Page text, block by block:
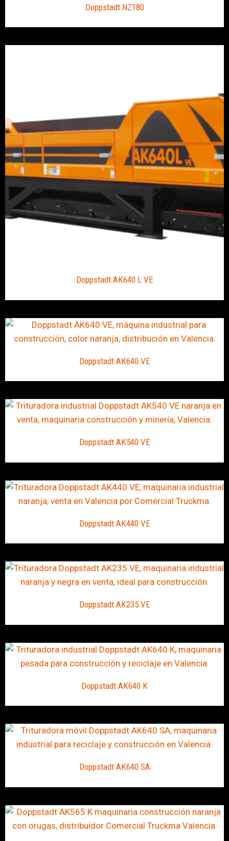
Doppstadt NZ180
Doppstadt AK640 L VE
Doppstadt AK640 VE
Doppstadt AK540 VE
Doppstadt AK440 VE
Doppstadt AK235 VE
Doppstadt AK640 K
Doppstadt AK640 SA